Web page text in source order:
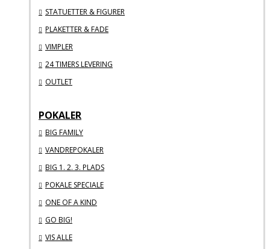
STATUETTER & FIGURER
PLAKETTER & FADE
VIMPLER
24 TIMERS LEVERING
OUTLET
POKALER
BIG FAMILY
VANDREPOKALER
BIG 1. 2. 3. PLADS
POKALE SPECIALE
ONE OF A KIND
GO BIG!
VIS ALLE